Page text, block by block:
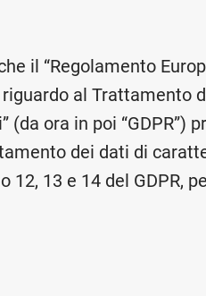
il “Regolamento
al Trattamento
ora in poi “GDPR”)
dei dati di
13 e 14 del GDPR,